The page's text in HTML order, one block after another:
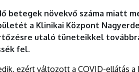
betegek növekvő száma miatt
a Klinikai Központ
utaló tüneteikkel
fel.
ezért változott a COVID-ellátás a